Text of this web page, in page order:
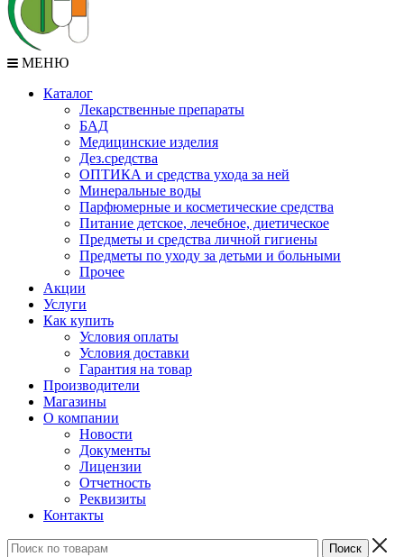
МЕНЮ
Каталог
Лекарственные препараты
БАД
Медицинские изделия
Дез.средства
ОПТИКА и средства ухода за ней
Минеральные воды
Парфюмерные и косметические средства
Питание детское, лечебное, диетическое
Предметы и средства личной гигиены
Предметы по уходу за детьми и больными
Прочее
Акции
Услуги
Как купить
Условия оплаты
Условия доставки
Гарантия на товар
Производители
Магазины
О компании
Новости
Документы
Лицензии
Отчетность
Реквизиты
Контакты